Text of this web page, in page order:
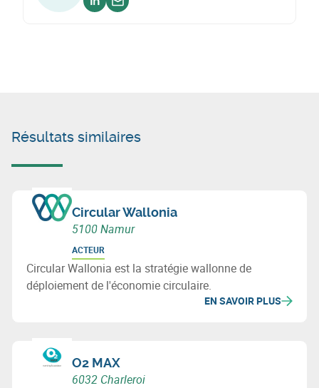
Voir sur linkedin
Envoyer un email
Résultats similaires
Circular Wallonia
5100 Namur
ACTEUR
Circular Wallonia est la stratégie wallonne de
déploiement de l'économie circulaire.
EN SAVOIR PLUS
O2 MAX
6032 Charleroi